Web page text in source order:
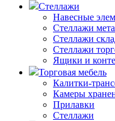
Стеллажи
Навесные
Стеллажи
Стеллажи
Стеллажи
Ящики и
Торговая мебель
Калитки-
Камеры
Прилавки
Стеллажи